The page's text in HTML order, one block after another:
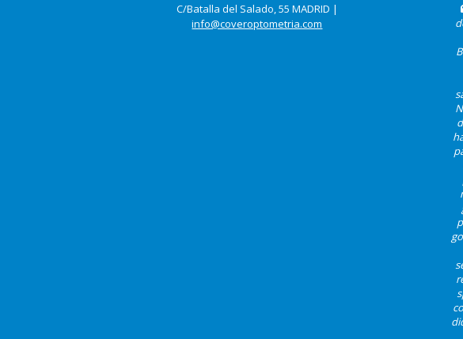
C/Batalla del Salado, 55 MADRID |
info@coveroptometria.com